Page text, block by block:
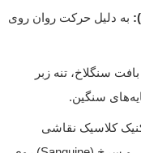
به دلیل حرکت روان روی
بافت سنگلاخ، تنه زبر
سنگین.
کلاسیک نقاشی